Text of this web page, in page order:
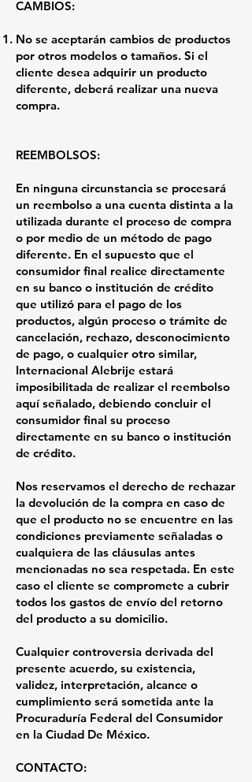
CAMBIOS:
No se aceptarán cambios de productos
por otros modelos o tamaños. Si el
cliente desea adquirir un producto
diferente, deberá realizar una nueva
compra.
REEMBOLSOS:
En ninguna circunstancia se procesará
un reembolso a una cuenta distinta a la
utilizada durante el proceso de compra
o por medio de un método de pago
diferente. En el supuesto que el
consumidor final realice directamente
en su banco o institución de crédito
que utilizó para el pago de los
productos, algún proceso o trámite de
cancelación, rechazo, desconocimiento
de pago, o cualquier otro similar,
Internacional Alebrije estará
imposibilitada de realizar el reembolso
aquí señalado, debiendo concluir el
consumidor final su proceso
directamente en su banco o institución
de crédito.
Nos reservamos el derecho de rechazar
la devolución de la compra en caso de
que el producto no se encuentre en las
condiciones previamente señaladas o
cualquiera de las cláusulas antes
mencionadas no sea respetada. En este
caso el cliente se compromete a cubrir
todos los gastos de envío del retorno
del producto a su domicilio.
Cualquier controversia derivada del
presente acuerdo, su existencia,
validez, interpretación, alcance o
cumplimiento será sometida ante la
Procuraduría Federal del Consumidor
en la Ciudad De México.
CONTACTO: